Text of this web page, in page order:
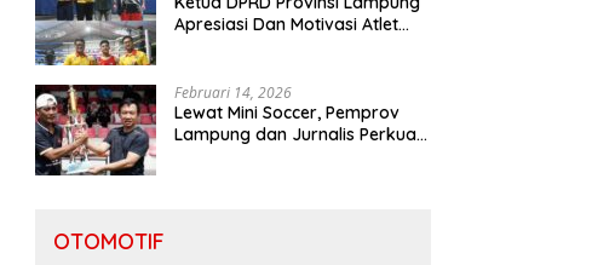
Apresiasi Dan Motivasi Atlet
Februari 14, 2026
Lewat Mini Soccer, Pemprov
Lampung dan Jurnalis Perkuat
OTOMOTIF